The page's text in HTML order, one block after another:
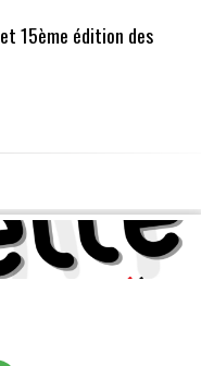
et 15ème édition des